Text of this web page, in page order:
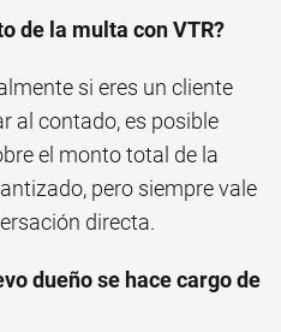
de la multa con VTR?
si eres un cliente
al contado, es posible
el monto total de la
pero siempre vale
directa.
dueño se hace cargo de